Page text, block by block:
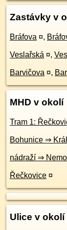
Zastávky v
Bráfova ¤,
Veslařská ¤,
Barvičova ¤,
MHD v okolí
Tram 1:
Bohunice ⇒
nádraží ⇒
Řečkovice ¤
Ulice v okolí